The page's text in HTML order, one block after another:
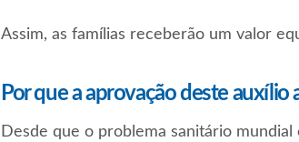
Assim, as famílias receberão um valor
Por que a aprovação deste auxílio
Desde que o problema sanitário